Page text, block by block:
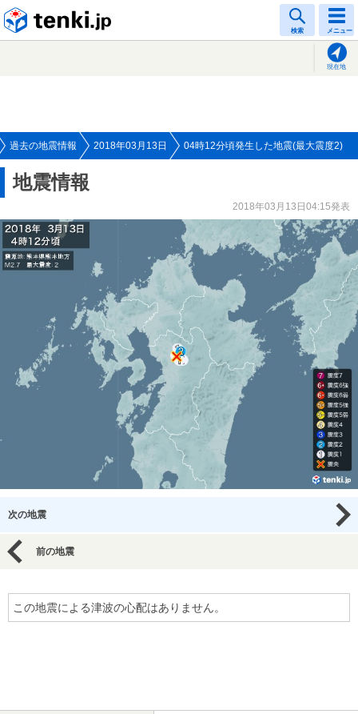
検索 メニュー
現在地
過去の地震情報 2018年03月13日 04時12分頃発生した地震(最大震度2)
地震情報
2018年03月13日04:15発表
次の地震
前の地震
この地震による津波の心配はありません。